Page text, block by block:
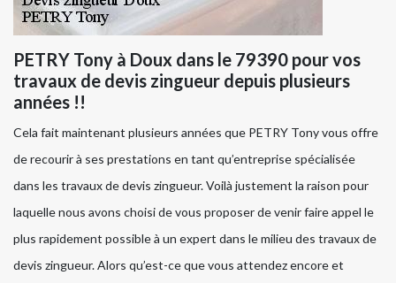
PETRY Tony à Doux dans le 79390 pour vos
travaux de devis zingueur depuis plusieurs
années !!
Cela fait maintenant plusieurs années que PETRY Tony vous offre
de recourir à ses prestations en tant qu’entreprise spécialisée
dans les travaux de devis zingueur. Voilà justement la raison pour
laquelle nous avons choisi de vous proposer de venir faire appel le
plus rapidement possible à un expert dans le milieu des travaux de
devis zingueur. Alors qu’est-ce que vous attendez encore et